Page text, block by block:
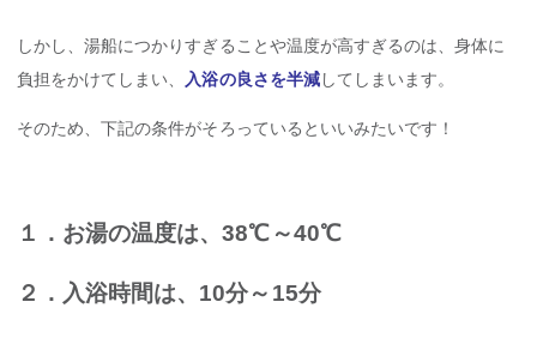
しかし、湯船につかりすぎることや温度が高すぎるのは、身体に
負担をかけてしまい、 入浴の良さを半減してしまいます。
そのため、下記の条件がそろっているといいみたいです！
１．お湯の温度は、38℃～40℃
２．入浴時間は、10分～15分